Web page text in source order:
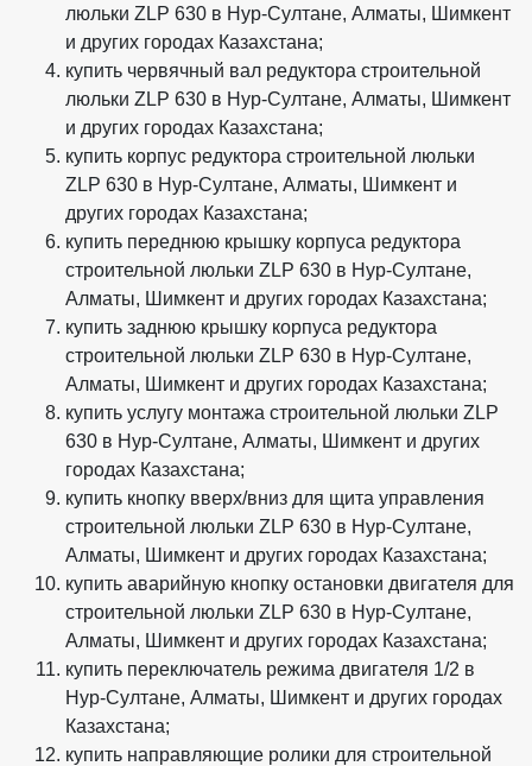
люльки ZLP 630 в Нур-Султане, Алматы, Шимкент
и других городах Казахстана;
купить червячный вал редуктора строительной
люльки ZLP 630 в Нур-Султане, Алматы, Шимкент
и других городах Казахстана;
купить корпус редуктора строительной люльки
ZLP 630 в Нур-Султане, Алматы, Шимкент и
других городах Казахстана;
купить переднюю крышку корпуса редуктора
строительной люльки ZLP 630 в Нур-Султане,
Алматы, Шимкент и других городах Казахстана;
купить заднюю крышку корпуса редуктора
строительной люльки ZLP 630 в Нур-Султане,
Алматы, Шимкент и других городах Казахстана;
купить услугу монтажа строительной люльки ZLP
630 в Нур-Султане, Алматы, Шимкент и других
городах Казахстана;
купить кнопку вверх/вниз для щита управления
строительной люльки ZLP 630 в Нур-Султане,
Алматы, Шимкент и других городах Казахстана;
купить аварийную кнопку остановки двигателя для
строительной люльки ZLP 630 в Нур-Султане,
Алматы, Шимкент и других городах Казахстана;
купить переключатель режима двигателя 1/2 в
Нур-Султане, Алматы, Шимкент и других городах
Казахстана;
купить направляющие ролики для строительной